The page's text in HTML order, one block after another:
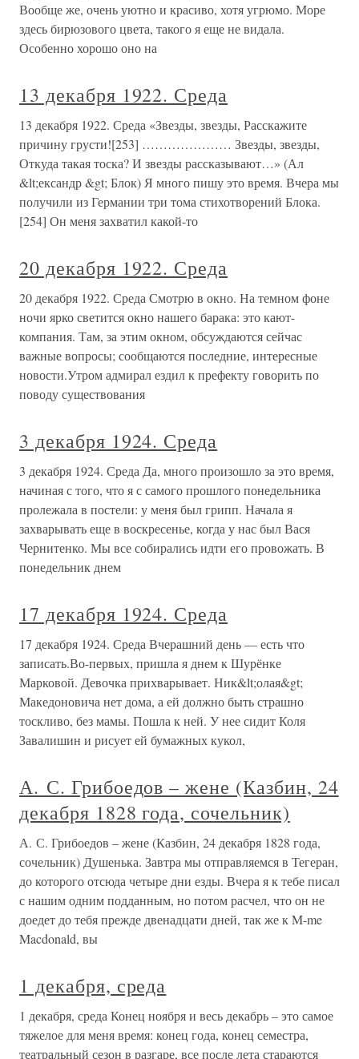
Вообще же, очень уютно и красиво, хотя угрюмо. Море
здесь бирюзового цвета, такого я еще не видала.
Особенно хорошо оно на
13 декабря 1922. Среда
13 декабря 1922. Среда «Звезды, звезды, Расскажите
причину грусти![253] ………………… Звезды, звезды,
Откуда такая тоска? И звезды рассказывают…» (Ал
&lt;ександр &gt; Блок) Я много пишу это время. Вчера мы
получили из Германии три тома стихотворений Блока.
[254] Он меня захватил какой-то
20 декабря 1922. Среда
20 декабря 1922. Среда Смотрю в окно. На темном фоне
ночи ярко светится окно нашего барака: это кают-
компания. Там, за этим окном, обсуждаются сейчас
важные вопросы; сообщаются последние, интересные
новости.Утром адмирал ездил к префекту говорить по
поводу существования
3 декабря 1924. Среда
3 декабря 1924. Среда Да, много произошло за это время,
начиная с того, что я с самого прошлого понедельника
пролежала в постели: у меня был грипп. Начала я
захварывать еще в воскресенье, когда у нас был Вася
Чернитенко. Мы все собирались идти его провожать. В
понедельник днем
17 декабря 1924. Среда
17 декабря 1924. Среда Вчерашний день — есть что
записать.Во-первых, пришла я днем к Шурёнке
Марковой. Девочка прихварывает. Ник&lt;олая&gt;
Македоновича нет дома, а ей должно быть страшно
тоскливо, без мамы. Пошла к ней. У нее сидит Коля
Завалишин и рисует ей бумажных кукол,
А. С. Грибоедов – жене (Казбин, 24
декабря 1828 года, сочельник)
А. С. Грибоедов – жене (Казбин, 24 декабря 1828 года,
сочельник) Душенька. Завтра мы отправляемся в Тегеран,
до которого отсюда четыре дни езды. Вчера я к тебе писал
с нашим одним подданным, но потом расчел, что он не
доедет до тебя прежде двенадцати дней, так же к M-me
Macdonald, вы
1 декабря, среда
1 декабря, среда Конец ноября и весь декабрь – это самое
тяжелое для меня время: конец года, конец семестра,
театральный сезон в разгаре, все после лета стараются